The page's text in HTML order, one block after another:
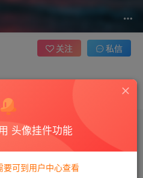
关注 私信
版块0 帖子0 粉丝0
头像挂件功能
可到用户中心查看